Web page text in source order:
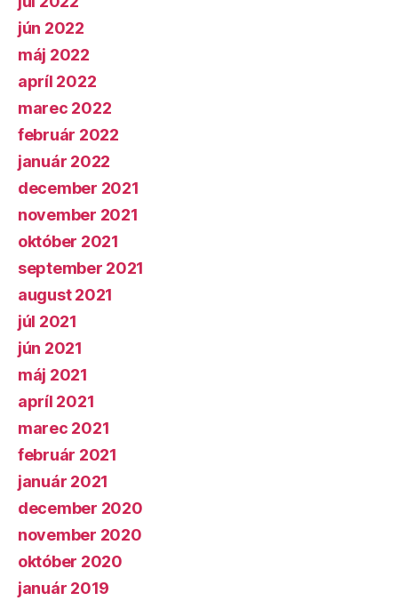
jún 2022
máj 2022
apríl 2022
marec 2022
február 2022
január 2022
december 2021
november 2021
október 2021
september 2021
august 2021
júl 2021
jún 2021
máj 2021
apríl 2021
marec 2021
február 2021
január 2021
december 2020
november 2020
október 2020
január 2019